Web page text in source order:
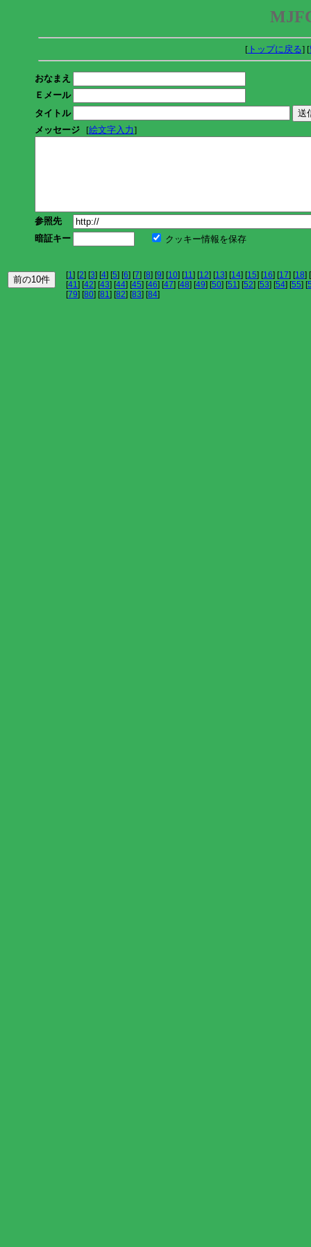
[トップに戻る] [
おなまえ
Ｅメール
タイトル
メッセージ [絵文字入力]
参照先
暗証キー
クッキー情報を保存
[1] [2] [3] [4] [5] [6] [7] [8] [9] [10] [11] [12] [13] [14] [15] [16] [17] [18] [
[41] [42] [43] [44] [45] [46] [47] [48] [49] [50] [51] [52] [53] [54] [55] [
[79] [80] [81] [82] [83] [84]